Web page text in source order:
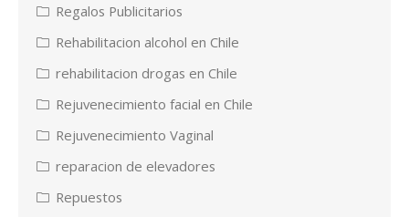
Regalos Publicitarios
Rehabilitacion alcohol en Chile
rehabilitacion drogas en Chile
Rejuvenecimiento facial en Chile
Rejuvenecimiento Vaginal
reparacion de elevadores
Repuestos